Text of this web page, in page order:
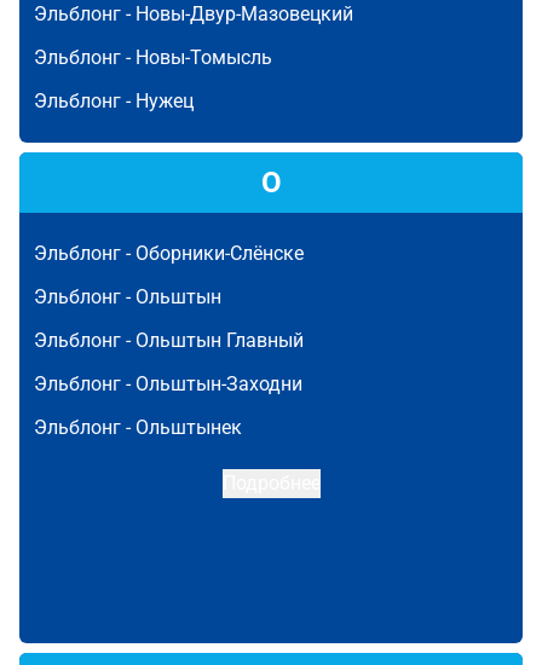
Эльблонг - Новы-Двур-Мазовецкий
Эльблонг - Новы-Томысль
Эльблонг - Нужец
О
Эльблонг - Оборники-Слёнске
Эльблонг - Ольштын
Эльблонг - Ольштын Главный
Эльблонг - Ольштын-Заходни
Эльблонг - Ольштынек